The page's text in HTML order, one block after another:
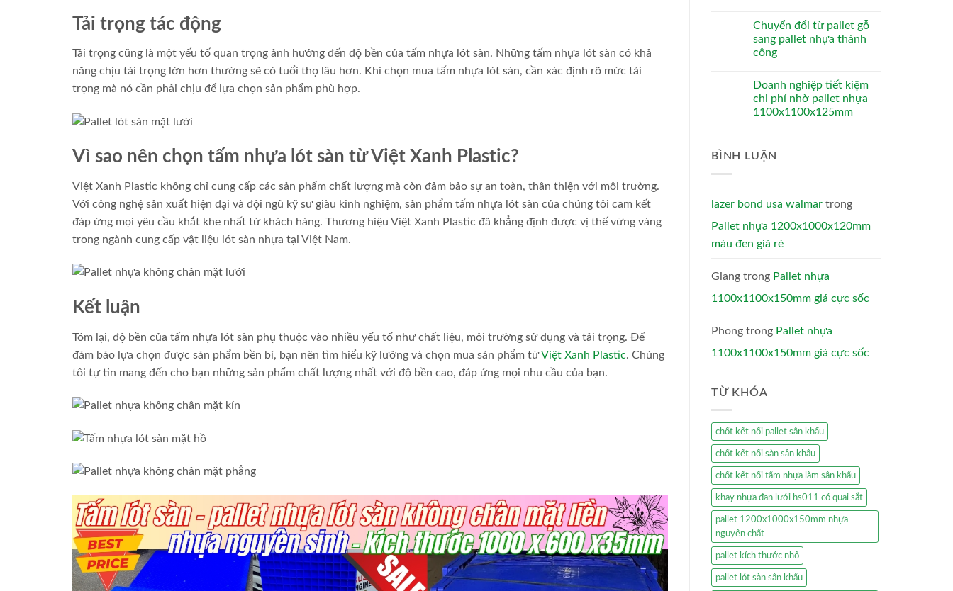
Tải trọng tác động
Tải trọng cũng là một yếu tố quan trọng ảnh hưởng đến độ bền của tấm nhựa lót sàn. Những tấm nhựa lót sàn có khả
năng chịu tải trọng lớn hơn thường sẽ có tuổi thọ lâu hơn. Khi chọn mua tấm nhựa lót sàn, cần xác định rõ mức tải
trọng mà nó cần phải chịu để lựa chọn sản phẩm phù hợp.
Vì sao nên chọn tấm nhựa lót sàn từ Việt Xanh Plastic?
Việt Xanh Plastic không chỉ cung cấp các sản phẩm chất lượng mà còn đảm bảo sự an toàn, thân thiện với môi trường.
Với công nghệ sản xuất hiện đại và đội ngũ kỹ sư giàu kinh nghiệm, sản phẩm tấm nhựa lót sàn của chúng tôi cam kết
đáp ứng mọi yêu cầu khắt khe nhất từ khách hàng. Thương hiệu Việt Xanh Plastic đã khẳng định được vị thế vững vàng
trong ngành cung cấp vật liệu lót sàn nhựa tại Việt Nam.
Kết luận
Tóm lại, độ bền của tấm nhựa lót sàn phụ thuộc vào nhiều yếu tố như chất liệu, môi trường sử dụng và tải trọng. Để
đảm bảo lựa chọn được sản phẩm bền bỉ, bạn nên tìm hiểu kỹ lưỡng và chọn mua sản phẩm từViệt Xanh Plastic. Chúng
tôi tự tin mang đến cho bạn những sản phẩm chất lượng nhất với độ bền cao, đáp ứng mọi nhu cầu của bạn.
Chuyển đổi từ pallet gỗ
sang pallet nhựa thành
công
Doanh nghiệp tiết kiệm
chi phí nhờ pallet nhựa
1100x1100x125mm
BÌNH LUẬN
lazer bond usa walmar trong
Pallet nhựa 1200x1000x120mm
màu đen giá rẻ
Giang trong Pallet nhựa
1100x1100x150mm giá cực sốc
Phong trong Pallet nhựa
1100x1100x150mm giá cực sốc
TỪ KHÓA
chốt kết nối pallet sân khấu
chốt kết nối sàn sân khấu
chốt kết nối tấm nhựa làm sân khấu
khay nhựa đan lưới hs011 có quai sắt
pallet 1200x1000x150mm nhựa
nguyên chất
pallet kích thước nhỏ
pallet lót sàn sân khấu